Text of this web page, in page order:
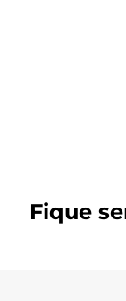
Fique